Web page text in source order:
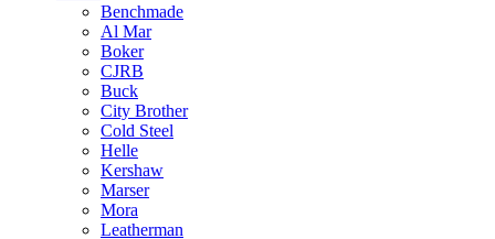
Benchmade
Al Mar
Boker
CJRB
Buck
City Brother
Cold Steel
Helle
Kershaw
Marser
Mora
Leatherman